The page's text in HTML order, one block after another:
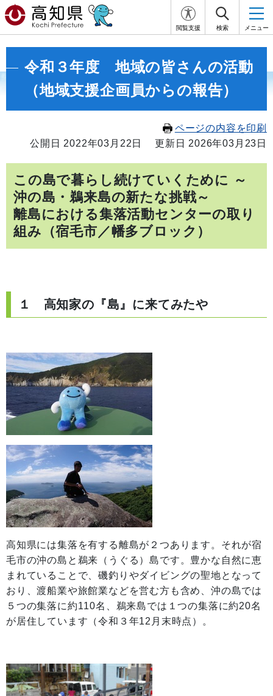
閲覧支援 検索 メニュー
令和３年度 地域の皆さんの活動
（地域支援企画員からの報告）
ページの内容を印刷
公開日 2022年03月22日
更新日 2026年03月23日
この島で暮らし続けていくために ～
沖の島・鵜来島の新たな挑戦～
離島における集落活動センターの取り
組み（宿毛市／幡多ブロック）
１ 高知家の『島』に来てみたや
高知県には集落を有する離島が２つあります。それが宿
毛市の沖の島と鵜来（うぐる）島です。豊かな自然に恵
まれていることで、磯釣りやダイビングの聖地となって
おり、渡船業や旅館業などを営む方も含め、沖の島では
５つの集落に約110名、鵜来島では１つの集落に約20名
が居住しています（令和３年12月末時点）。